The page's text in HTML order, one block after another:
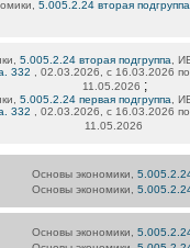
5.005.2.24 вторая подгруппа
5.005.2.24 вторая подгруппа
,
332
, 02.03.2026, с 16.03.2026
11.05.2026 ;
5.005.2.24 первая подгруппа
,
332
, 02.03.2026, с 16.03.2026
11.05.2026
Основы экономики,
Основы экономики,
Основы экономики,